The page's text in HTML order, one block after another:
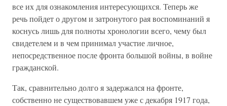
все их для ознакомления интересующихся. Теперь же
речь пойдет о другом и затронутого рая воспоминаний я
коснусь лишь для полноты хронологии всего, чему был
свидетелем и в чем принимал участие личное,
непосредственное после фронта большой войны, в войне
гражданской.
Так, сравнительно долго я задержался на фронте,
собственно не существовавшем уже с декабря 1917 года,